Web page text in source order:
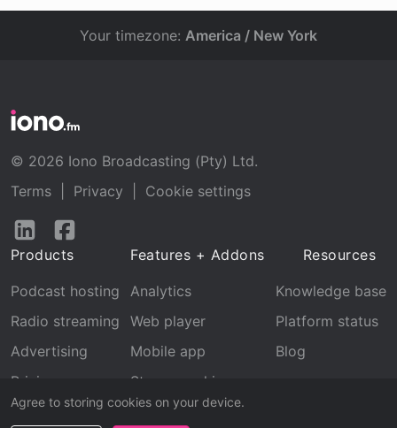
Agree to storing cookies on your device.
Your timezone: America / New York
© 2026 Iono Broadcasting (Pty) Ltd.
Terms
Privacy
Cookie settings
Follow
LinkedInFacebook
Products
Podcast hosting
Radio streaming
Advertising
Pricing
Features + Addons
Analytics
Web player
Mobile app
Stream archive
Recognition
Resources
Knowledge base
Platform status
Blog